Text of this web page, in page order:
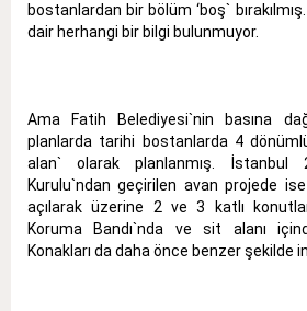
bostanlardan bir bölüm ‘boş`
dair herhangi bir bilgi bulunmuyor.
Ama Fatih Belediyesi`nin basına
planlarda tarihi bostanlarda 4
alan` olarak planlanmış. İstanbul
Kurulu`ndan geçirilen avan projede
açılarak üzerine 2 ve 3 katlı
Koruma Bandı`nda ve sit alanı
Konakları da daha önce benzer şekilde